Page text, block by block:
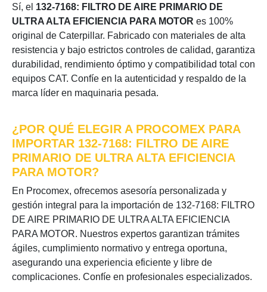
Sí, el 132-7168: FILTRO DE AIRE PRIMARIO DE
ULTRA ALTA EFICIENCIA PARA MOTOR es 100%
original de Caterpillar. Fabricado con materiales de alta
resistencia y bajo estrictos controles de calidad, garantiza
durabilidad, rendimiento óptimo y compatibilidad total con
equipos CAT. Confíe en la autenticidad y respaldo de la
marca líder en maquinaria pesada.
¿POR QUÉ ELEGIR A PROCOMEX PARA
IMPORTAR 132-7168: FILTRO DE AIRE
PRIMARIO DE ULTRA ALTA EFICIENCIA
PARA MOTOR?
En Procomex, ofrecemos asesoría personalizada y
gestión integral para la importación de 132-7168: FILTRO
DE AIRE PRIMARIO DE ULTRA ALTA EFICIENCIA
PARA MOTOR. Nuestros expertos garantizan trámites
ágiles, cumplimiento normativo y entrega oportuna,
asegurando una experiencia eficiente y libre de
complicaciones. Confíe en profesionales especializados.